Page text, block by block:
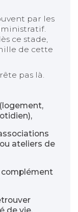
par les
ce stade,
de cette
pas là.
ateliers de